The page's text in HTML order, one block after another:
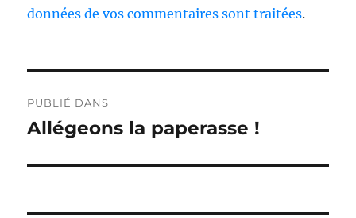
données de vos commentaires sont traitées.
de
l’article
PUBLIÉ DANS
Allégeons la paperasse !